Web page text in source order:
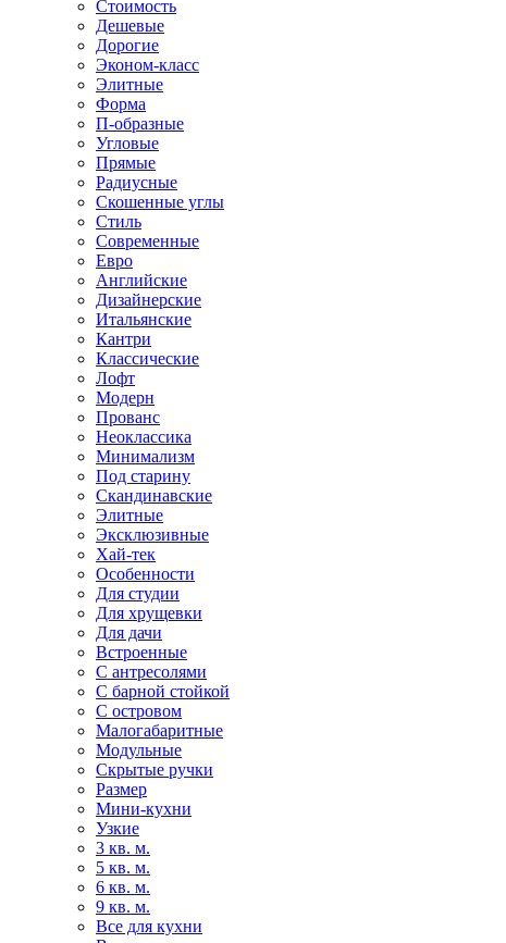
Стоимость
Дешевые
Дорогие
Эконом-класс
Элитные
Форма
П-образные
Угловые
Прямые
Радиусные
Скошенные углы
Стиль
Современные
Евро
Английские
Дизайнерские
Итальянские
Кантри
Классические
Лофт
Модерн
Прованс
Неоклассика
Минимализм
Под старину
Скандинавские
Элитные
Эксклюзивные
Хай-тек
Особенности
Для студии
Для хрущевки
Для дачи
Встроенные
С антресолями
С барной стойкой
С островом
Малогабаритные
Модульные
Скрытые ручки
Размер
Мини-кухни
Узкие
3 кв. м.
5 кв. м.
6 кв. м.
9 кв. м.
Все для кухни